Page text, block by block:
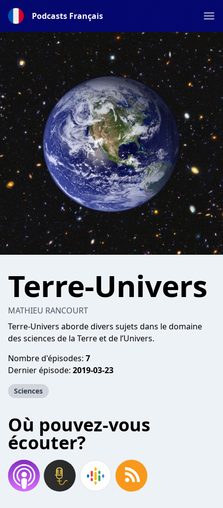
Podcasts Français
Terre-Univers
MATHIEU RANCOURT
Terre-Univers aborde divers sujets dans le domaine
des sciences de la Terre et de l’Univers.
Nombre d'épisodes: 7
Dernier épisode: 2019-03-23
Sciences
Où pouvez-vous
écouter?